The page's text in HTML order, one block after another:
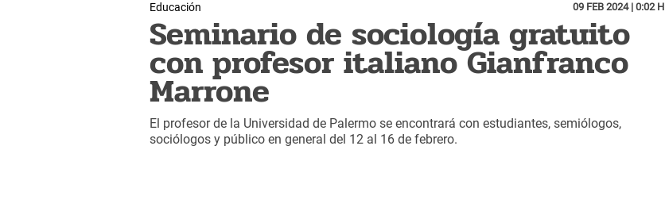
Educación 09 FEB 2024 | 0:02 H
Seminario de sociología gratuito
con profesor italiano Gianfranco
Marrone
El profesor de la Universidad de Palermo se encontrará con estudiantes, semiólogos,
sociólogos y público en general del 12 al 16 de febrero.